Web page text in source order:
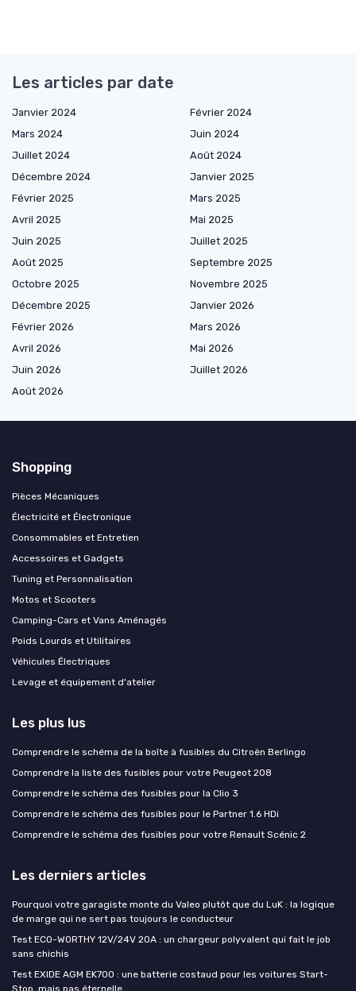
Les articles par date
Janvier 2024
Février 2024
Mars 2024
Juin 2024
Juillet 2024
Août 2024
Décembre 2024
Janvier 2025
Février 2025
Mars 2025
Avril 2025
Mai 2025
Juin 2025
Juillet 2025
Août 2025
Septembre 2025
Octobre 2025
Novembre 2025
Décembre 2025
Janvier 2026
Février 2026
Mars 2026
Avril 2026
Mai 2026
Juin 2026
Juillet 2026
Août 2026
Shopping
Pièces Mécaniques
Électricité et Électronique
Consommables et Entretien
Accessoires et Gadgets
Tuning et Personnalisation
Motos et Scooters
Camping-Cars et Vans Aménagés
Poids Lourds et Utilitaires
Véhicules Électriques
Levage et équipement d'atelier
Les plus lus
Comprendre le schéma de la boîte à fusibles du Citroën Berlingo
Comprendre la liste des fusibles pour votre Peugeot 208
Comprendre le schéma des fusibles pour la Clio 3
Comprendre le schéma des fusibles pour le Partner 1.6 HDi
Comprendre le schéma des fusibles pour votre Renault Scénic 2
Les derniers articles
Pourquoi votre garagiste monte du Valeo plutôt que du LuK : la logique
de marge qui ne sert pas toujours le conducteur
Test ECO-WORTHY 12V/24V 20A : un chargeur polyvalent qui fait le job
sans chichis
Test EXIDE AGM EK700 : une batterie costaud pour les voitures Start-
Stop, mais pas éternelle